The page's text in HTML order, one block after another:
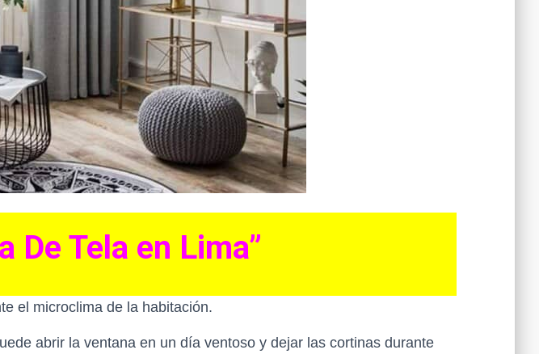
De Tela en Lima”
el microclima de la habitación.
abrir la ventana en un día ventoso y dejar las cortinas durante